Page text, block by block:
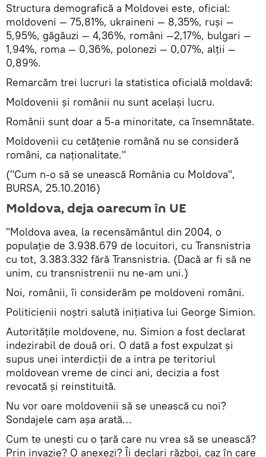
Structura demografică a Moldovei este, oficial:
moldoveni — 75,81%, ukraineni — 8,35%, ruşi —
5,95%, găgăuzi — 4,36%, români —2,17%, bulgari —
1,94%, roma — 0,36%, polonezi — 0,07%, alţii —
0,89%.
Remarcăm trei lucruri la statistica oficială moldavă:
Moldovenii şi românii nu sunt acelaşi lucru.
Românii sunt doar a 5-a minoritate, ca însemnătate.
Moldovenii cu cetăţenie română nu se consideră
români, ca naţionalitate."
("Cum n-o să se unească România cu Moldova",
BURSA, 25.10.2016)
Moldova, deja oarecum în UE
"Moldova avea, la recensământul din 2004, o
populaţie de 3.938.679 de locuitori, cu Transnistria
cu tot, 3.383.332 fără Transnistria. (Dacă ar fi să ne
unim, cu transnistrenii nu ne-am uni.)
Noi, românii, îi considerăm pe moldoveni români.
Politicienii noştri salută iniţiativa lui George Simion.
Autorităţile moldovene, nu. Simion a fost declarat
indezirabil de două ori. O dată a fost expulzat şi
supus unei interdicţii de a intra pe teritoriul
moldovean vreme de cinci ani, decizia a fost
revocată şi reinstituită.
Nu vor oare moldovenii să se unească cu noi?
Sondajele cam aşa arată…
Cum te uneşti cu o ţară care nu vrea să se unească?
Prin invazie? O anexezi? Îi declari război, caz în care